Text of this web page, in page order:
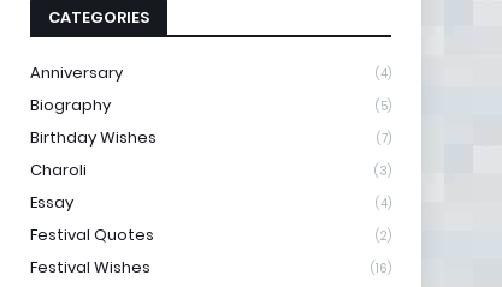
CATEGORIES
Anniversary (4)
Biography (5)
Birthday Wishes (7)
Charoli (3)
Essay (4)
Festival Quotes (2)
Festival Wishes (16)